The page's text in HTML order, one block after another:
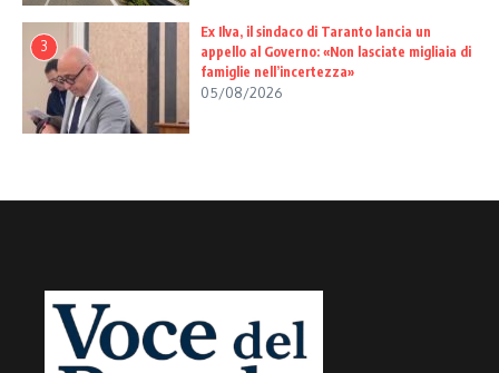
3
Ex Ilva, il sindaco di Taranto lancia un
appello al Governo: «Non lasciate migliaia di
famiglie nell’incertezza»
05/08/2026